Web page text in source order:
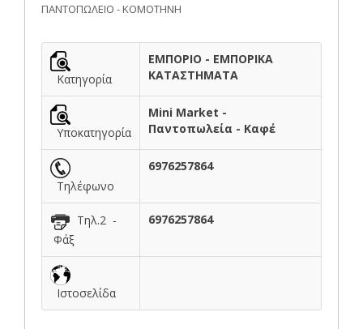
ΠΑΝΤΟΠΩΛΕΙΟ - ΚΟΜΟΤΗΝΗ
Κατηγορία
ΕΜΠΟΡΙΟ - ΕΜΠΟΡΙΚΑ
ΚΑΤΑΣΤΗΜΑΤΑ
Υποκατηγορία
Mini Market -
Παντοπωλεία - Καφέ
Τηλέφωνο
6976257864
Τηλ.2 -
Φάξ
6976257864
Ιστοσελίδα